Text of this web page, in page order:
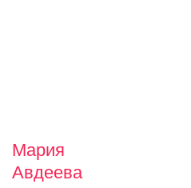
Мария
Авдеева